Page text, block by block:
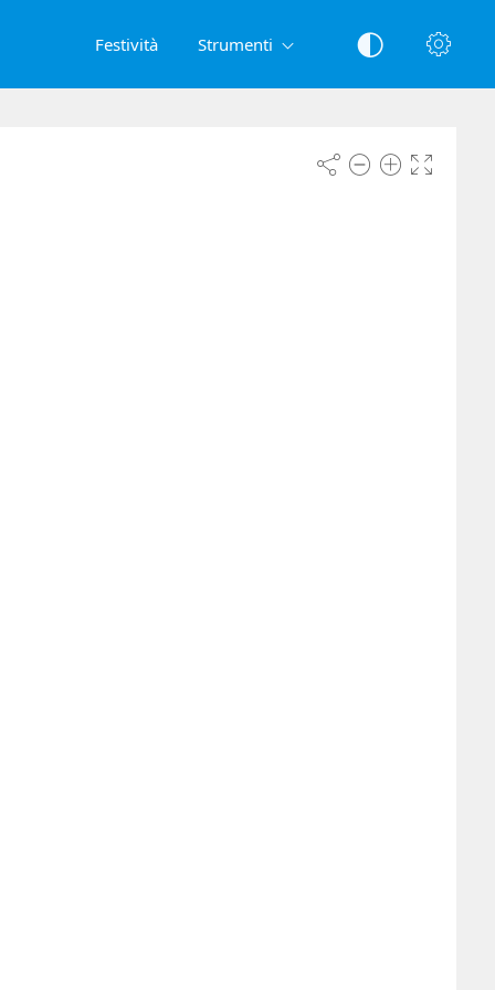
Festività Strumenti